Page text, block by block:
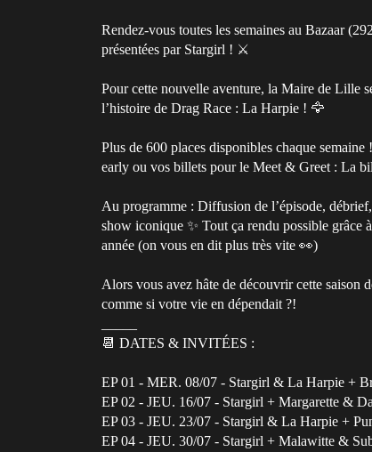
Rendez-vous toutes les semaines au Bazaar
présentées par Stargirl ! ⚔️
Pour cette nouvelle aventure, la Maire de Lille
l’histoire de Drag Race : La Harpie ! 🦅
Plus de 600 places disponibles chaque
early ou vos billets pour le Meet & Greet : La
Au programme : Diffusion de l’épisode,
show iconique ✨ Tout ça rendu possible grâce
année (on vous en dit plus très vite 👀)
Alors vous avez hâte de découvrir cette saison
comme si votre vie en dépendait ?!
📆 DATES & INVITÉES :
EP 01 - MER. 08/07 - Stargirl & La Harpie +
EP 02 - JEU. 16/07 - Stargirl + Margarette &
EP 03 - JEU. 23/07 - Stargirl & La Harpie +
EP 04 - JEU. 30/07 - Stargirl + Malawitte &